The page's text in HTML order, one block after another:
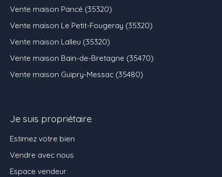
Vente maison Pancé (35320)
Vente maison Le Petit-Fougeray (35320)
Vente maison Lalleu (35320)
Vente maison Bain-de-Bretagne (35470)
Vente maison Guipry-Messac (35480)
Je suis propriétaire
Estimez votre bien
Vendre avec nous
Espace vendeur